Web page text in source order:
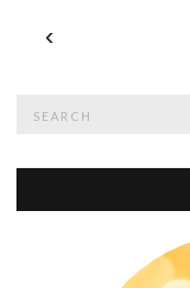
‹
for: